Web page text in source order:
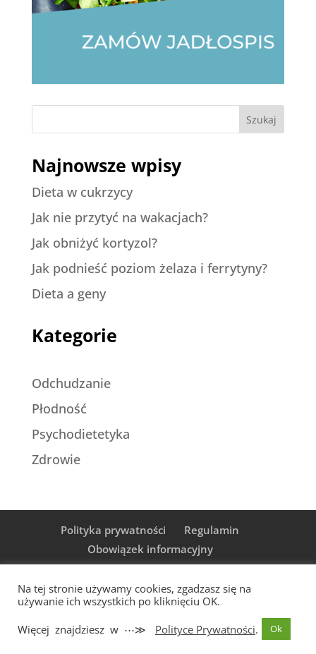
Szukaj
Najnowsze wpisy
Dieta w cukrzycy
Jak nie przytyć na wakacjach?
Jak obniżyć kortyzol?
Jak podnieść poziom żelaza i ferrytyny?
Dieta a geny
Kategorie
Odchudzanie
Płodność
Psychodietetyka
Zdrowie
Polityka prywatności
Regulamin
Obowiązek informacyjny
© Dieta z Sukcesem 2024 Wszelkie prawa
zastrzeżone | Realizacja:
RobieTo
Na tej stronie używamy cookies, zgadzasz się na
używanie ich wszystkich po kliknięciu OK.
Więcej znajdziesz w ⋯≫
Polityce Prywatności. Ok